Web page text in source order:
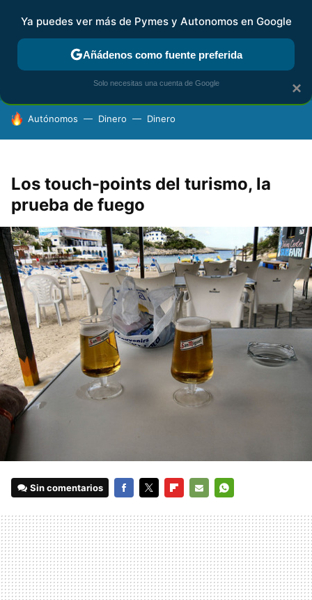
FISCALIDAD Y CONTABILIDAD KIT DIGITAL RENTA
HOY SE HABLA DE
Autónomos Dinero Dinero
Los touch-points del turismo, la
prueba de fuego
Sin comentarios
MAIL
×
Ya puedes ver más de Pymes y Autonomos en Google
Añádenos como fuente preferida
Solo necesitas una cuenta de Google